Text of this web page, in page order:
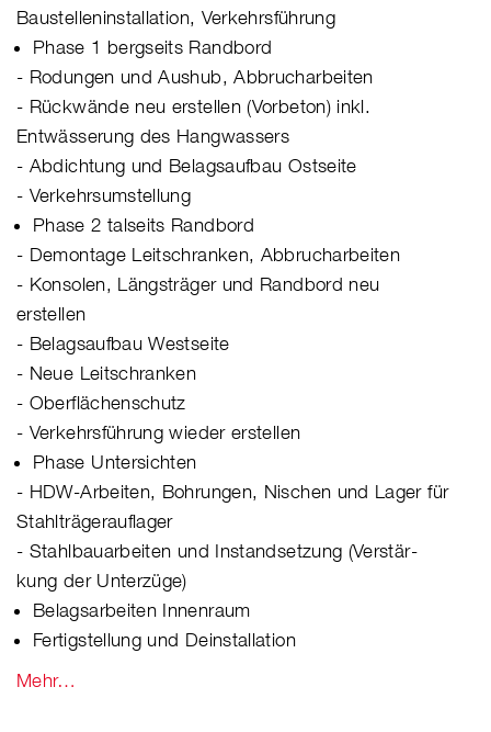
Baustelleninstallation, Verkehrsführung
Phase 1 bergseits Randbord
- Rodungen und Aushub, Abbrucharbeiten
- Rückwände neu erstellen (Vorbeton) inkl.
Entwässerung des Hangwassers
- Abdichtung und Belagsaufbau Ostseite
- Verkehrsumstellung
Phase 2 talseits Randbord
- Demontage Leitschranken, Abbrucharbeiten
- Konsolen, Längsträger und Randbord neu
erstellen
- Belagsaufbau Westseite
- Neue Leitschranken
- Oberflächenschutz
- Verkehrsführung wieder erstellen
Phase Untersichten
- HDW-Arbeiten, Bohrungen, Nischen und Lager für
Stahlträgerauflager
- Stahlbauarbeiten und Instandsetzung (Verstär-
kung der Unterzüge)
Belagsarbeiten Innenraum
Fertigstellung und Deinstallation
Mehr…